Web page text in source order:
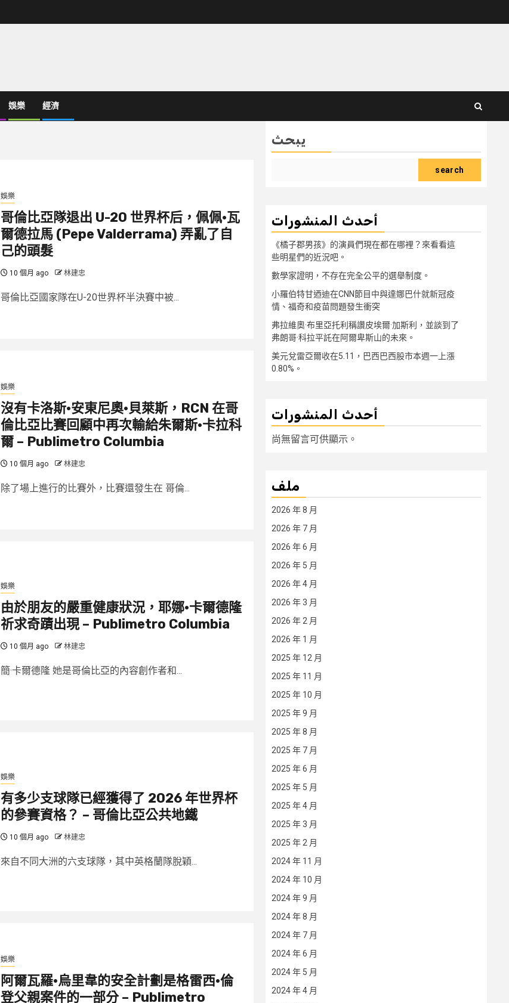
娛樂 經濟
娛樂
哥倫比亞隊退出 U-20 世界杯后，佩佩·瓦
爾德拉馬 (Pepe Valderrama) 弄亂了自
己的頭髮
10 個月 ago 林建忠
哥倫比亞國家隊在U-20世界杯半決賽中被...
娛樂
沒有卡洛斯·安東尼奧·貝萊斯，RCN 在哥
倫比亞比賽回顧中再次輸給朱爾斯·卡拉科
爾 – Publimetro Columbia
10 個月 ago 林建忠
除了場上進行的比賽外，比賽還發生在 哥倫...
娛樂
由於朋友的嚴重健康狀況，耶娜·卡爾德隆
祈求奇蹟出現 – Publimetro Columbia
10 個月 ago 林建忠
簡·卡爾德隆 她是哥倫比亞的內容創作者和...
娛樂
有多少支球隊已經獲得了 2026 年世界杯
的參賽資格？ – 哥倫比亞公共地鐵
10 個月 ago 林建忠
來自不同大洲的六支球隊，其中英格蘭隊脫穎...
娛樂
阿爾瓦羅·烏里韋的安全計劃是格雷西·倫
登父親案件的一部分 – Publimetro
يبحث
search
أحدث المنشورات
《橘子郡男孩》的演員們現在都在哪裡？來看看這
些明星們的近況吧。
數學家證明，不存在完全公平的選舉制度。
小羅伯特甘迺迪在CNN節目中與達娜巴什就新冠疫
情、福奇和疫苗問題發生衝突
弗拉維奧·布里亞托利稱讚皮埃爾·加斯利，並談到了
弗朗哥·科拉平託在阿爾卑斯山的未來。
美元兌雷亞爾收在5.11，巴西巴西股市本週一上漲
0.80%。
أحدث المنشورات
尚無留言可供顯示。
ملف
2026 年 8 月
2026 年 7 月
2026 年 6 月
2026 年 5 月
2026 年 4 月
2026 年 3 月
2026 年 2 月
2026 年 1 月
2025 年 12 月
2025 年 11 月
2025 年 10 月
2025 年 9 月
2025 年 8 月
2025 年 7 月
2025 年 6 月
2025 年 5 月
2025 年 4 月
2025 年 3 月
2025 年 2 月
2024 年 11 月
2024 年 10 月
2024 年 9 月
2024 年 8 月
2024 年 7 月
2024 年 6 月
2024 年 5 月
2024 年 4 月